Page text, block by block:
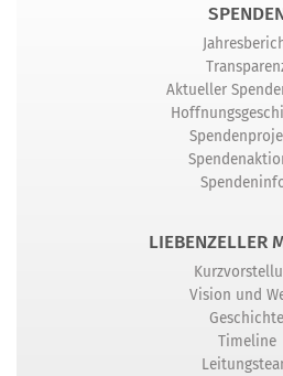
Aktueller
LIEBENZELLER
Vision und
Geschichte
Timeline